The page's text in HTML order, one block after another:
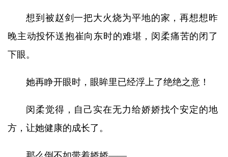
想到被赵剑一把大火烧为平地的家，再想想昨
晚主动投怀送抱崔向东时的难堪，闵柔痛苦的闭了
下眼。
她再睁开眼时，眼眸里已经浮上了绝绝之意！
闵柔觉得，自己实在无力给娇娇找个安定的地
方，让她健康的成长了。